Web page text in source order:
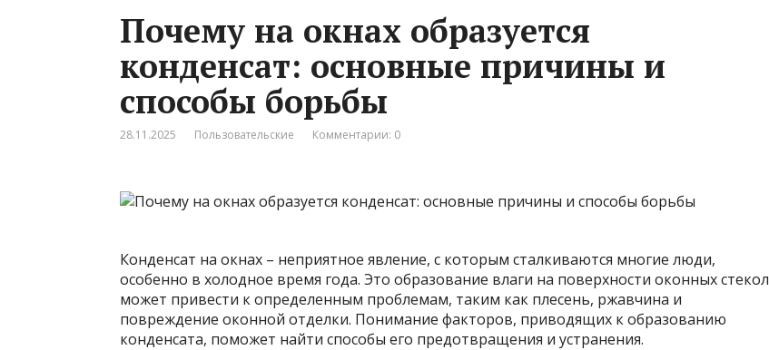
Почему на окнах образуется
конденсат: основные причины и
способы борьбы
28.11.2025 Пользовательские Комментарии: 0
Конденсат на окнах – неприятное явление, с которым сталкиваются многие люди,
особенно в холодное время года. Это образование влаги на поверхности оконных стекол
может привести к определенным проблемам, таким как плесень, ржавчина и
повреждение оконной отделки. Понимание факторов, приводящих к образованию
конденсата, поможет найти способы его предотвращения и устранения.